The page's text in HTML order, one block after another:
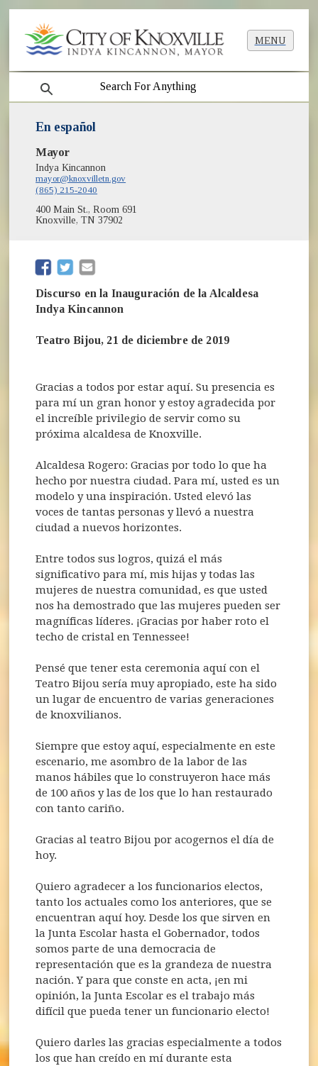
MENU
search
En español
Mayor
Indya Kincannon
mayor@knoxvilletn.gov
(865) 215-2040
400 Main St., Room 691
Knoxville, TN 37902
(opens in new window)
(opens in new window)
Discurso en la Inauguración de la Alcaldesa
Indya Kincannon
Teatro Bijou, 21 de diciembre de 2019
Gracias a todos por estar aquí. Su presencia es
para mí un gran honor y estoy agradecida por
el increíble privilegio de servir como su
próxima alcaldesa de Knoxville.
Alcaldesa Rogero: Gracias por todo lo que ha
hecho por nuestra ciudad. Para mí, usted es un
modelo y una inspiración. Usted elevó las
voces de tantas personas y llevó a nuestra
ciudad a nuevos horizontes.
Entre todos sus logros, quizá el más
significativo para mí, mis hijas y todas las
mujeres de nuestra comunidad, es que usted
nos ha demostrado que las mujeres pueden ser
magníficas líderes. ¡Gracias por haber roto el
techo de cristal en Tennessee!
Pensé que tener esta ceremonia aquí con el
Teatro Bijou sería muy apropiado, este ha sido
un lugar de encuentro de varias generaciones
de knoxvilianos.
Siempre que estoy aquí, especialmente en este
escenario, me asombro de la labor de las
manos hábiles que lo construyeron hace más
de 100 años y las de los que lo han restaurado
con tanto cariño.
Gracias al teatro Bijou por acogernos el día de
hoy.
Quiero agradecer a los funcionarios electos,
tanto los actuales como los anteriores, que se
encuentran aquí hoy. Desde los que sirven en
la Junta Escolar hasta el Gobernador, todos
somos parte de una democracia de
representación que es la grandeza de nuestra
nación. Y para que conste en acta, ¡en mi
opinión, la Junta Escolar es el trabajo más
difícil que pueda tener un funcionario electo!
Quiero darles las gracias especialmente a todos
los que han creído en mí durante esta